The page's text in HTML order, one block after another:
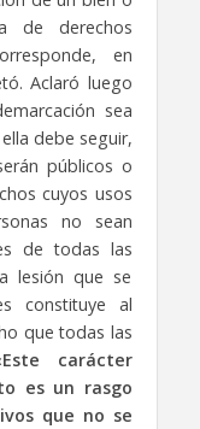
de derechos
en
Aclaró luego
sea
debe seguir,
públicos o
cuyos usos
no sean
de todas las
lesión que se
constituye al
que todas las
Este carácter
es un rasgo
que no se